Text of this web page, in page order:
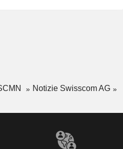
Notizie Swisscom AG